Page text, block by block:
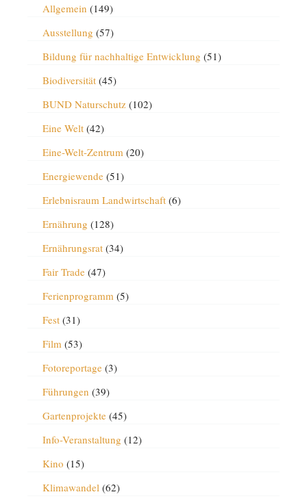
Allgemein (149)
Ausstellung (57)
Bildung für nachhaltige Entwicklung (51)
Biodiversität(45)
BUND Naturschutz(102)
Eine Welt(42)
Eine-Welt-Zentrum (20)
Energiewende(51)
Erlebnisraum Landwirtschaft(6)
Ernährung (128)
Ernährungsrat(34)
Fair Trade(47)
Ferienprogramm (5)
Fest(31)
Film (53)
Fotoreportage(3)
Führungen (39)
Gartenprojekte(45)
Info-Veranstaltung (12)
Kino (15)
Klimawandel (62)